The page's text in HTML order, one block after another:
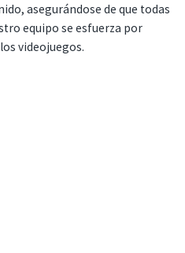
asegurándose de que todas
equipo se esfuerza por
videojuegos.